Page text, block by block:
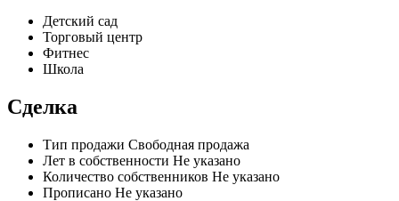
Детский сад
Торговый центр
Фитнес
Школа
Сделка
Тип продажи Свободная продажа
Лет в собственности Не указано
Количество собственников Не указано
Прописано Не указано